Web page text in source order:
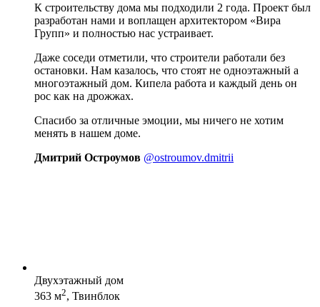
К строительству дома мы подходили 2 года. Проект был
разработан нами и воплащен архитектором «Вира
Групп» и полностью нас устраивает.
Даже соседи отметили, что строители работали без
остановки. Нам казалось, что стоят не одноэтажный а
многоэтажный дом. Кипела работа и каждый день он
рос как на дрожжах.
Спасибо за отличные эмоции, мы ничего не хотим
менять в нашем доме.
Дмитрий Остроумов @ostroumov.dmitrii
Двухэтажный дом
363 м2, Твинблок